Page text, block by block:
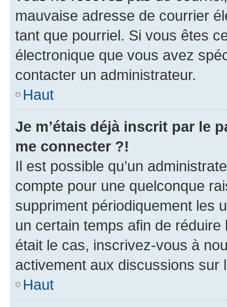
mauvaise adresse de courrier
tant que pourriel. Si vous êtes
électronique que vous avez
contacter un administrateur.
Haut
Je m’étais déjà inscrit par le
me connecter ?!
Il est possible qu’un
compte pour une quelconque
suppriment périodiquement les
un certain temps afin de
était le cas, inscrivez-vous à
activement aux discussions sur
Haut